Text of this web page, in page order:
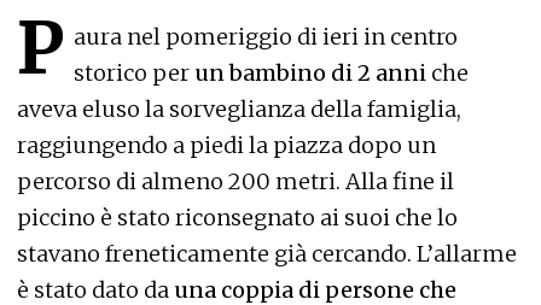
P aura nel pomeriggio di ieri in centro
storico per un bambino di 2 anni che
aveva eluso la sorveglianza della famiglia,
raggiungendo a piedi la piazza dopo un
percorso di almeno 200 metri. Alla fine il
piccino è stato riconsegnato ai suoi che lo
stavano freneticamente già cercando. L’allarme
è stato dato da una coppia di persone che